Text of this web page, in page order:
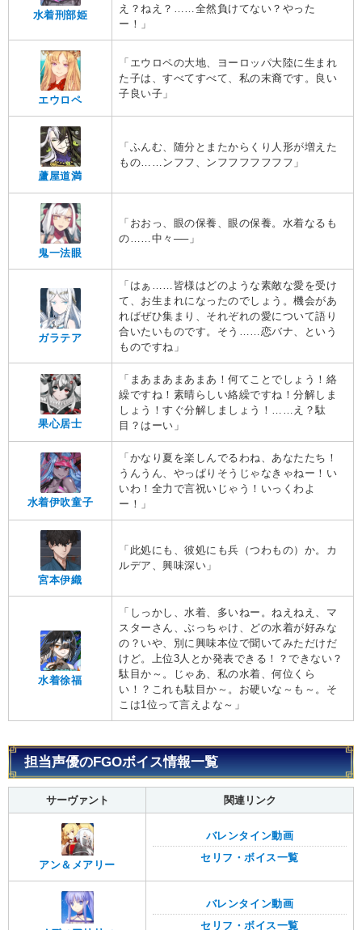
水着刑部姫
え？ねえ？……全然負けてない？やった
ー！」
エウロペ
「エウロペの大地、ヨーロッパ大陸に生まれ
た子は、すべてすべて、私の末裔です。良い
子良い子」
蘆屋道満
「ふんむ、随分とまたからくり人形が増えた
もの……ンフフ、ンフフフフフフフ」
鬼一法眼
「おおっ、眼の保養、眼の保養。水着なるも
の……中々──」
ガラテア
「はぁ……皆様はどのような素敵な愛を受け
て、お生まれになったのでしょう。機会があ
ればぜひ集まり、それぞれの愛について語り
合いたいものです。そう……恋バナ、という
ものですね」
果心居士
「まあまあまあまあ！何てことでしょう！絡
繰ですね！素晴らしい絡繰ですね！分解しま
しょう！すぐ分解しましょう！……え？駄
目？はーい」
水着伊吹童子
「かなり夏を楽しんでるわね、あなたたち！
うんうん、やっぱりそうじゃなきゃねー！い
いわ！全力で言祝いじゃう！いっくわよ
ー！」
宮本伊織
「此処にも、彼処にも兵（つわもの）か。カ
ルデア、興味深い」
水着徐福
「しっかし、水着、多いねー。ねえねえ、マ
スターさん、ぶっちゃけ、どの水着が好みな
の？いや、別に興味本位で聞いてみただけだ
けど。上位3人とか発表できる！？できない？
駄目か～。じゃあ、私の水着、何位くら
い！？これも駄目か～。お硬いな～も～。そ
こは1位って言えよな～」
担当声優のFGOボイス情報一覧
サーヴァント 関連リンク
アン＆メアリー
バレンタイン動画
セリフ・ボイス一覧
バレンタイン動画
セリフ・ボイス一覧